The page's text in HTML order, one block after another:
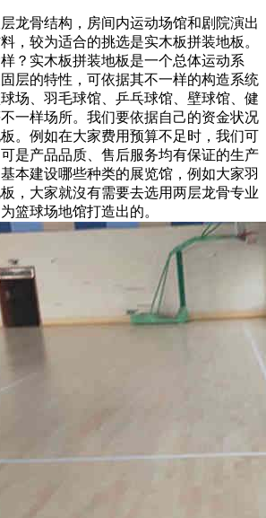
龙骨结构，房间内运动场馆和剧院演出
，较为适合的挑选是实木板拼装地板。
？实木板拼装地板是一个总体运动系
层的特性，可依据其不一样的构造系统
场、羽毛球馆、乒乓球馆、壁球馆、健
一样场所。我们要依据自己的资金状况
。例如在大家费用预算不足时，我们可
是产品品质、售后服务均有保证的生产
本建设哪些种类的展览馆，例如大家羽
，大家就沒有需要去选用两层龙骨专业
篮球场地馆打造出的。